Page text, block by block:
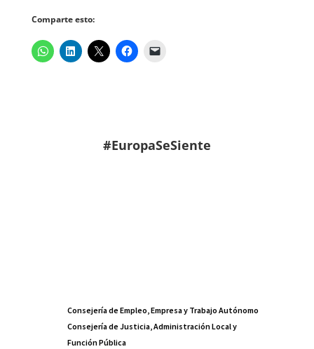
Comparte esto:
#EuropaSeSiente
Consejería de Empleo, Empresa y Trabajo Autónomo
Consejería de Justicia, Administración Local y
Función Pública